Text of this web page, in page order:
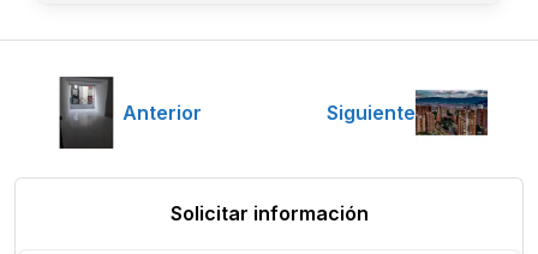
Anterior Siguiente
Solicitar información